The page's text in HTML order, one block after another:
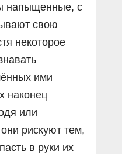
напыщенные, с
свою
некоторое
ими
наконец
или
рискуют тем,
в руки их